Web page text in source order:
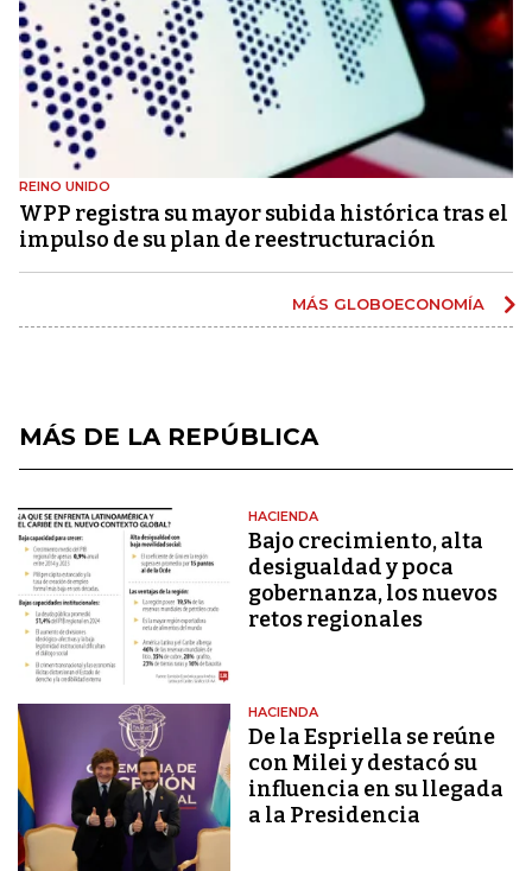
REINO UNIDO
WPP registra su mayor subida histórica tras el
impulso de su plan de reestructuración
MÁS GLOBOECONOMÍA
MÁS DE LA REPÚBLICA
HACIENDA
Bajo crecimiento, alta
desigualdad y poca
gobernanza, los nuevos
retos regionales
HACIENDA
De la Espriella se reúne
con Milei y destacó su
influencia en su llegada
a la Presidencia